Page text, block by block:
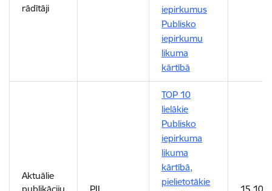
rādītāji
iepirkumus
Publisko
iepirkumu
likuma
kārtībā
Aktuālie
TOP 10
lielākie
Publisko
iepirkuma
likuma
kārtībā,
pielietotākie